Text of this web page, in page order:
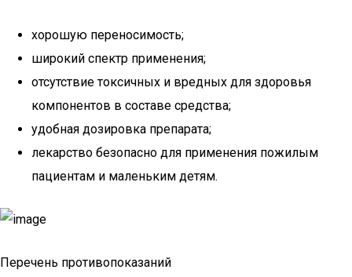
хорошую переносимость;
широкий спектр применения;
отсутствие токсичных и вредных для здоровья
компонентов в составе средства;
удобная дозировка препарата;
лекарство безопасно для применения пожилым
пациентам и маленьким детям.
Перечень противопоказаний